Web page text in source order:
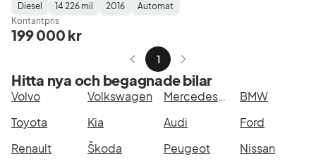
Fuel
Type:
Diesel
Mätarställning:
14 226 mil
Model
Year:
2016
Gearbox
Type:
Automat
Kontantpris
199 000 kr
1
Hitta nya och begagnade bilar
Volvo Volkswagen Mercedes-Benz
BMW
Toyota
Kia Audi
Ford
Renault
Škoda Peugeot
Nissan